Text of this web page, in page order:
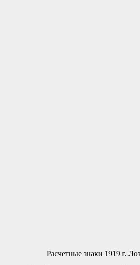
Расчетные знаки 1919 г.